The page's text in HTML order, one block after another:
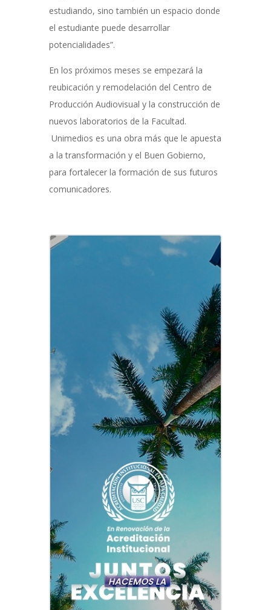
estudiando, sino también un espacio donde
el estudiante puede desarrollar
potencialidades”.
En los próximos meses se empezará la
reubicación y remodelación del Centro de
Producción Audiovisual y la construcción de
nuevos laboratorios de la Facultad.
Unimedios es una obra más que le apuesta
a la transformación y el Buen Gobierno,
para fortalecer la formación de sus futuros
comunicadores.